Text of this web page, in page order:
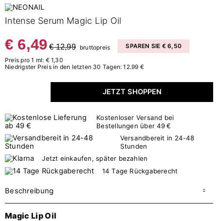
Intense Serum Magic Lip Oil
€ 6,49 € 12,99 bruttopreis
SPAREN SIE € 6,50
Preis pro 1 ml: € 1,30
Niedrigster Preis in den letzten 30 Tagen: 12.99 €
JETZT SHOPPEN
Kostenloser Versand bei
Bestellungen über 49 €
Versandbereit in 24-48
Stunden
Jetzt einkaufen, später bezahlen
14 Tage Rückgaberecht
Beschreibung
Magic Lip Oil